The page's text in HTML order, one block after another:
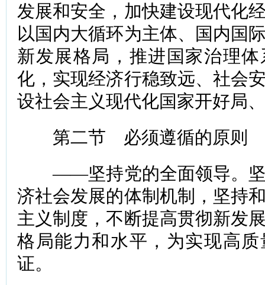
发展和安全，加快建设现代化
以国内大循环为主体、国内国
新发展格局，推进国家治理
化，实现经济行稳致远、社会
设社会主义现代化国家开好局
第二节 必须遵循的原则
——坚持党的全面领导。坚
济社会发展的体制机制，坚持
主义制度，不断提高贯彻新发
格局能力和水平，为实现高
证。